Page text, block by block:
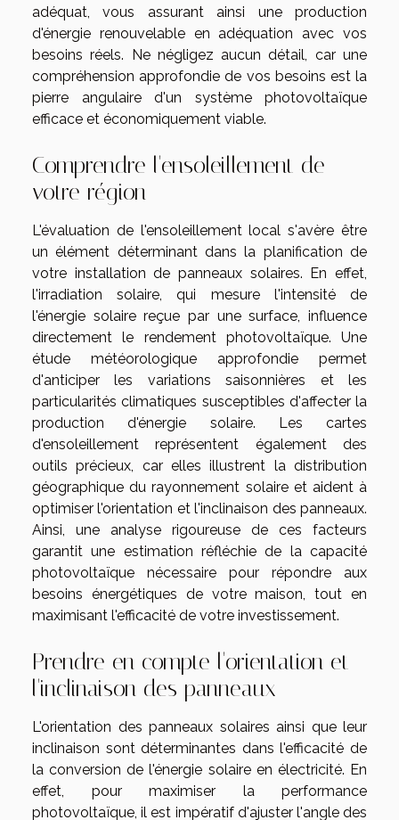
adéquat, vous assurant ainsi une production
d'énergie renouvelable en adéquation avec vos
besoins réels. Ne négligez aucun détail, car une
compréhension approfondie de vos besoins est la
pierre angulaire d'un système photovoltaïque
efficace et économiquement viable.
Comprendre l'ensoleillement de
votre région
L'évaluation de l'ensoleillement local s'avère être
un élément déterminant dans la planification de
votre installation de panneaux solaires. En effet,
l'irradiation solaire, qui mesure l'intensité de
l'énergie solaire reçue par une surface, influence
directement le rendement photovoltaïque. Une
étude météorologique approfondie permet
d'anticiper les variations saisonnières et les
particularités climatiques susceptibles d'affecter la
production d'énergie solaire. Les cartes
d'ensoleillement représentent également des
outils précieux, car elles illustrent la distribution
géographique du rayonnement solaire et aident à
optimiser l'orientation et l'inclinaison des panneaux.
Ainsi, une analyse rigoureuse de ces facteurs
garantit une estimation réfléchie de la capacité
photovoltaïque nécessaire pour répondre aux
besoins énergétiques de votre maison, tout en
maximisant l'efficacité de votre investissement.
Prendre en compte l'orientation et
l'inclinaison des panneaux
L'orientation des panneaux solaires ainsi que leur
inclinaison sont déterminantes dans l'efficacité de
la conversion de l'énergie solaire en électricité. En
effet, pour maximiser la performance
photovoltaïque, il est impératif d'ajuster l'angle des